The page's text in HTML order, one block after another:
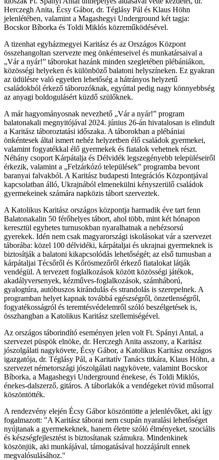
Herczegh Anita, Écsy Gábor, dr. Téglásy Pál és Klaus Höhn
jelenlétében, valamint a Magashegyi Underground két tagja:
Bocskor Bíborka és Toldi Miklós közreműködésével.
A tizenhat egyházmegyei Karitász és az Országos Központ
összehangoltan szervezte meg önkénteseivel és munkatársaival a
„Vár a nyár!” táborokat hazánk minden szegletében plébániákon,
közösségi helyeken és különböző balatoni helyszíneken. Ez gyakran
az üdülésre való egyetlen lehetőség a hátrányos helyzetű
családokból érkező táborozóknak, egyúttal pedig nagy könnyebbség
az anyagi boldogulásért küzdő szülőknek.
A már hagyományosnak nevezhető „Vár a nyár!” program
balatonakali megnyitójával 2024. június 26-án hivatalosan is elindult
a Karitász táboroztatási időszaka. A táborokban a plébániai
önkéntesek által ismert nehéz helyzetben élő családok gyermekei,
valamint fogyatékkal élő gyermekek és fiatalok vehetnek részt.
Néhány csoport Kárpátalja és Délvidék legszegényebb településeiről
érkezik, valamint a „Felzárkózó települések” programba bevont
baranyai falvakból. A Karitász budapesti Integrációs Központjával
kapcsolatban álló, Ukrajnából elmenekülni kényszerülő családok
gyermekeinek számára napközis tábort szerveztek.
A Katolikus Karitász országos központja harmadik éve tart fenn
Balatonakalin 50 férőhelyes tábort, ahol több, mint két hónapon
keresztül egyhetes turnusokban nyaralhatnak a nehézsorsú
gyerekek. Idén nem csak magyarországi iskolásokat vár a szervezet
táborába: közel 100 délvidéki, kárpátaljai és ukrajnai gyermeknek is
biztosítják a balatoni kikapcsolódás lehetőségét; az első turnusban a
kárpátaljai Técsőről és Kőrösmezőről érkező fiatalokat látják
vendégül. A tervezett foglalkozások között közösségi játékok,
akadályversenyek, kézműves-foglalkozások, számháború,
gyalogtúra, autóbuszos kirándulás és strandolás is szerepelnek. A
programban helyet kapnak továbbá egészségről, önzetlenségről,
fogyatékosságról és teremtésvédelemről szóló beszélgetések is,
összhangban a Katolikus Karitász szellemiségével.
Az országos táborindító eseményen jelen volt Ft. Spányi Antal, a
szervezet püspök elnöke, dr. Herczegh Anita asszony, a Karitász
jószolgálati nagykövete, Écsy Gábor, a Katolikus Karitász országos
igazgatója, dr. Téglásy Pál, a Karitatív Tanács titkára, Klaus Höhn, a
szervezet németországi jószolgálati nagykövete, valamint Bocskor
Bíborka, a Magashegyi Underground énekese, és Toldi Miklós,
énekes-dalszerző, gitáros. A táborlakók a vendégeket rövid műsorral
köszöntötték.
A rendezvény elején Écsy Gábor köszöntötte a jelenlévőket, aki így
fogalmazott: "A Karitász táborai nem csupán nyaralási lehetőséget
nyújtanak a gyermekeknek, hanem életre szóló élményeket, szociális
és készségfejlesztést is biztosítanak számukra. Mindenkinek
köszönjük, aki munkájával, támogatásával hozzájárult ennek
megvalósulásához."